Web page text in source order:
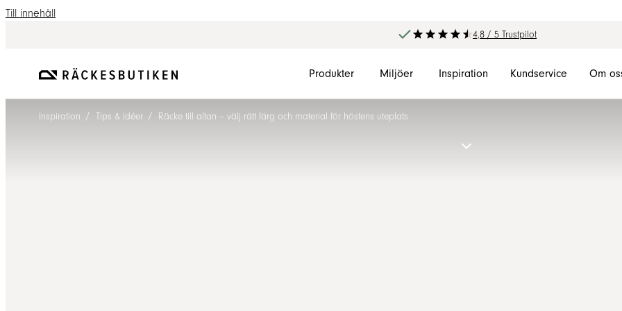
Till innehåll
4,8 / 5 Trustpilot
Produkter Miljöer Inspiration Kundservice Om
Inspiration / Tips & idéer / Räcke till altan – välj rätt färg och material för höstens uteplats